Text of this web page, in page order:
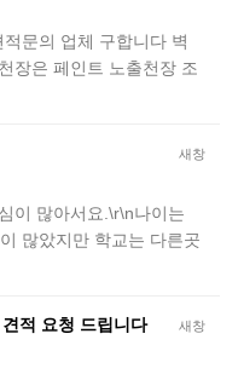
문의 업체 구합니다 벽
장은 페인트 노출천장 조
새창
이 많아서요.\r\n나이는
많았지만 학교는 다른곳
새창
적 요청 드립니다